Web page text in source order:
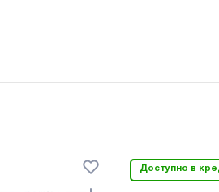
Доступно в